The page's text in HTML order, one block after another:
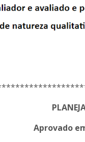
Aprovado